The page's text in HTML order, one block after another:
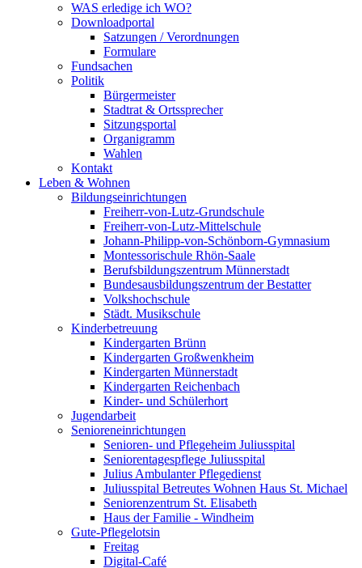
WAS erledige ich WO?
Downloadportal
Satzungen / Verordnungen
Formulare
Fundsachen
Politik
Bürgermeister
Stadtrat & Ortssprecher
Sitzungsportal
Organigramm
Wahlen
Kontakt
Leben & Wohnen
Bildungseinrichtungen
Freiherr-von-Lutz-Grundschule
Freiherr-von-Lutz-Mittelschule
Johann-Philipp-von-Schönborn-Gymnasium
Montessorischule Rhön-Saale
Berufsbildungszentrum Münnerstadt
Bundesausbildungszentrum der Bestatter
Volkshochschule
Städt. Musikschule
Kinderbetreuung
Kindergarten Brünn
Kindergarten Großwenkheim
Kindergarten Münnerstadt
Kindergarten Reichenbach
Kinder- und Schülerhort
Jugendarbeit
Senioreneinrichtungen
Senioren- und Pflegeheim Juliusspital
Seniorentagespflege Juliusspital
Julius Ambulanter Pflegedienst
Juliusspital Betreutes Wohnen Haus St. Michael
Seniorenzentrum St. Elisabeth
Haus der Familie - Windheim
Gute-Pflegelotsin
Freitag
Digital-Café